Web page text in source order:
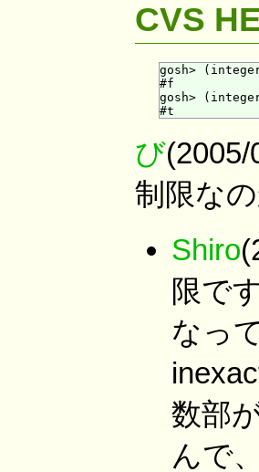
CVS
gosh>
#f
gosh>
び
制限な
Shiro
限で
なっ
数部
んで